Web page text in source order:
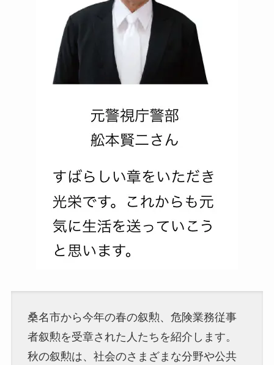
桑名市から今年の春の叙勲、危険業務従事
者叙勲を受章された人たちを紹介します。
秋の叙勲は、社会のさまざまな分野や公共